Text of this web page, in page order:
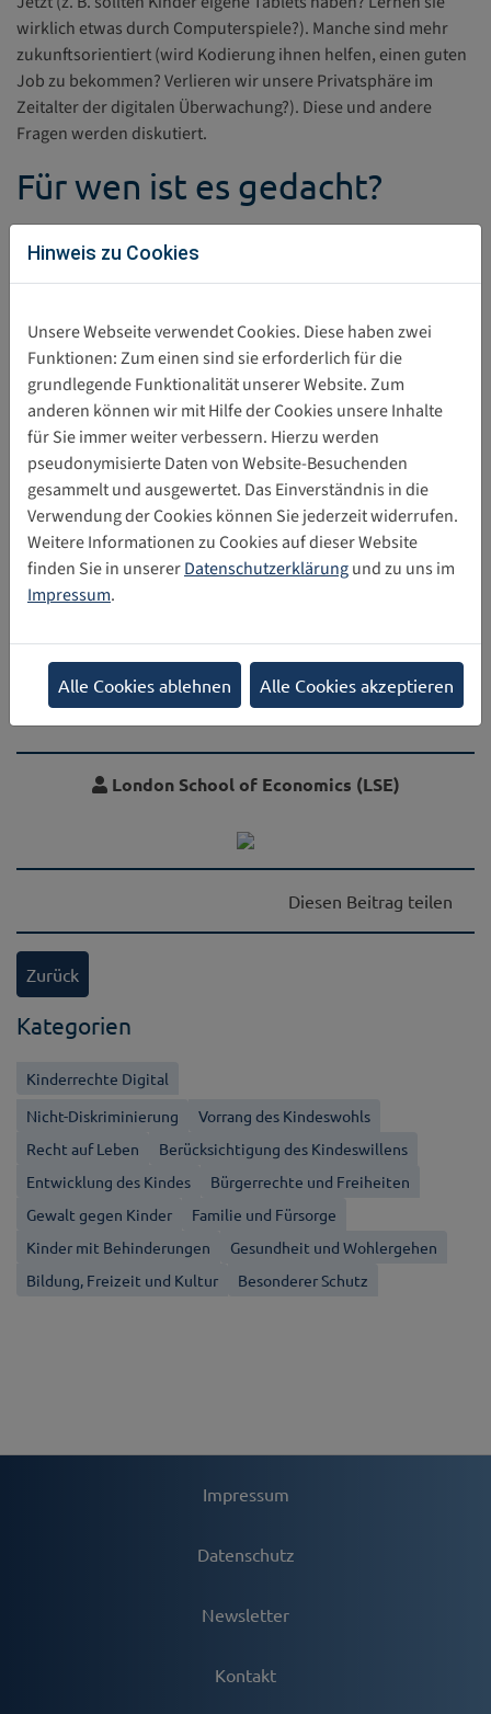
wirklich etwas durch Computerspiele?). Manche sind mehr
zukunftsorientiert (wird Kodierung ihnen helfen, einen guten
Job zu bekommen? Verlieren wir unsere Privatsphäre im
Zeitalter der digitalen Überwachung?). Diese und andere
Fragen werden diskutiert.
Für wen ist es gedacht?
Dieser Blog ist für alle gedacht, die sich mit Erziehung
beschäftigen - also alle mit Verantwortung oder Interesse am
Kindeswohl, jetzt oder in der Zukunft:
Personen mit persönlicher Verantwortung: Eltern
und Pfleger, Großeltern oder andere Verwandte und
Mentoren.
Diejenigen mit direkter beruflicher Verantwortung:
Lehrer, informelle Pädagogen, Kinderbetreuer,
Kliniker, Sozialarbeiter usw.
Diejenigen, die beraten oder Verantwortung für die
Unterstützung der Eltern haben, ob formell oder
informell: Journalisten, Elternexperten und Berater,
Eltern-Blogger, Medienregulierungsbehörden,
Politiker
Familien und digitalen Medien: Studenten und
Akademiker aus verschiedenen Disziplinen, Think
Tanks und andere Forschungseinrichtungen
London School of Economics (LSE)
Diesen Beitrag teilen
Zurück
Kategorien
Kinderrechte Digital
Nicht-Diskriminierung
Vorrang des Kindeswohls
Recht auf Leben
Berücksichtigung des Kindeswillens
Entwicklung des Kindes
Bürgerrechte und Freiheiten
Gewalt gegen Kinder
Familie und Fürsorge
Kinder mit Behinderungen
Gesundheit und Wohlergehen
Bildung, Freizeit und Kultur
Besonderer Schutz
Impressum
Datenschutz
Newsletter
Kontakt
Hinweis zu Cookies
Unsere Webseite verwendet Cookies. Diese haben zwei
Funktionen: Zum einen sind sie erforderlich für die
grundlegende Funktionalität unserer Website. Zum
anderen können wir mit Hilfe der Cookies unsere Inhalte
für Sie immer weiter verbessern. Hierzu werden
pseudonymisierte Daten von Website-Besuchenden
gesammelt und ausgewertet. Das Einverständnis in die
Verwendung der Cookies können Sie jederzeit widerrufen.
Weitere Informationen zu Cookies auf dieser Website
finden Sie in unsererDatenschutzerklärungund zu uns im
Impressum.
Alle Cookies ablehnen Alle Cookies akzeptieren